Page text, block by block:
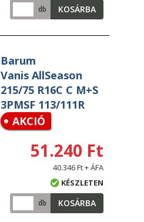
db KOSÁRBA
Barum
Vanis AllSeason
215/75 R16C C M+S
3PMSF 113/111R
AKCIÓ
51.240 Ft
40.346 Ft + ÁFA
KÉSZLETEN
db KOSÁRBA